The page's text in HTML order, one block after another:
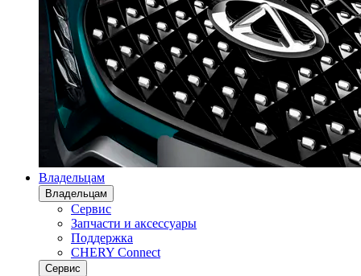
Владельцам
Владельцам
Сервис
Запчасти и аксессуары
Поддержка
CHERY Connect
Сервис